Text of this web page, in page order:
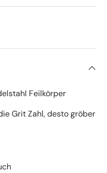
Feilkörper
Grit Zahl, desto gröber